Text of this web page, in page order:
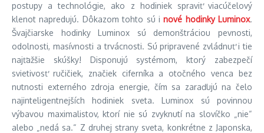
postupy a technológie, ako z hodiniek spraviť viacúčelový
klenot napredujú. Dôkazom tohto sú inové hodinky Luminox.
Švajčiarske hodinky Luminox sú demonštráciou pevnosti,
odolnosti, masívnosti a trvácnosti. Sú pripravené zvládnuť i tie
najťažšie skúšky! Disponujú systémom, ktorý zabezpečí
svietivosť ručičiek, značiek ciferníka a otočného venca bez
nutnosti externého zdroja energie, čím sa zaraďujú na čelo
najinteligentnejších hodiniek sveta. Luminox sú povinnou
výbavou maximalistov, ktorí nie sú zvyknutí na slovíčko „nie“
alebo „nedá sa.“ Z druhej strany sveta, konkrétne z Japonska,